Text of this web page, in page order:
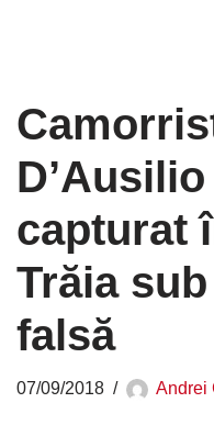
capturat
Trăia
falsă
07/09/2018 Andrei